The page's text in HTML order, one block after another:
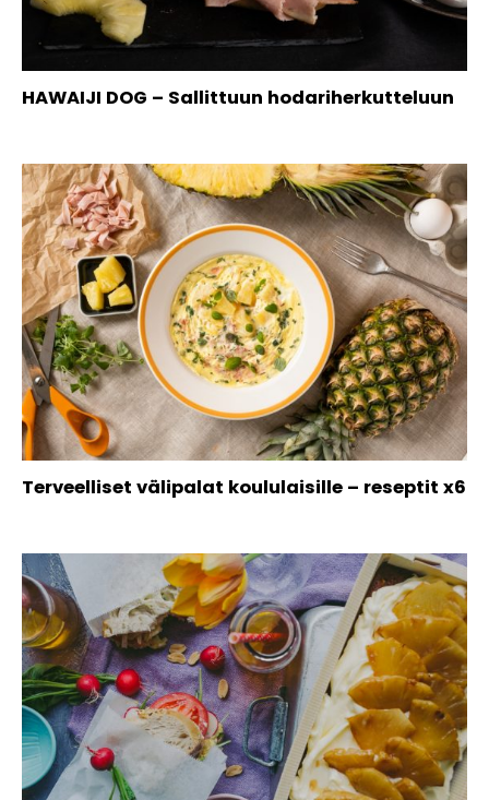
HAWAIJI DOG – Sallittuun hodariherkutteluun
Terveelliset välipalat koululaisille – reseptit x6